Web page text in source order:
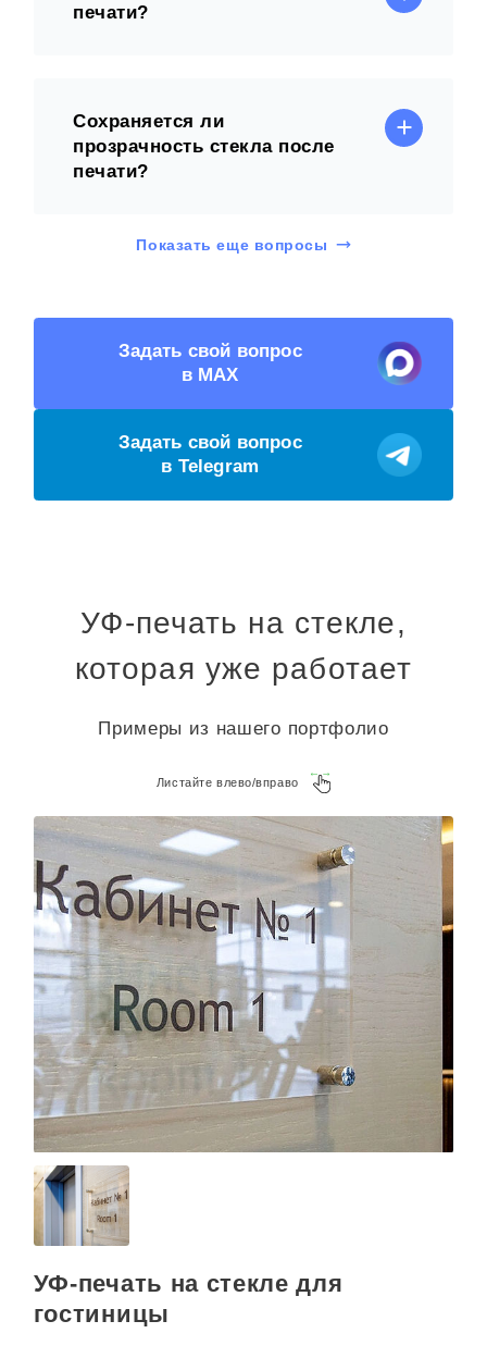
печати?
Сохраняется ли
прозрачность стекла после
печати?
Показать еще вопросы
Задать свой вопрос
в MAX
Задать свой вопрос
в Telegram
УФ-печать на стекле,
которая уже работает
Примеры из нашего портфолио
Листайте влево/вправо
УФ-печать на стекле для
гостиницы